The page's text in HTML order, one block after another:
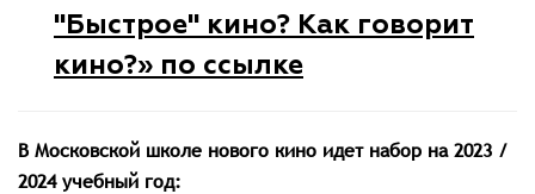
"Быстрое" кино? Как говорит
кино?» по ссылке
В Московской школе нового кино идет набор на 2023 /
2024 учебный год: